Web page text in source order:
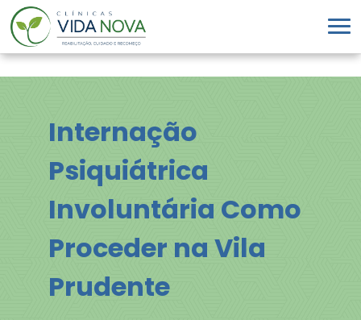
Internação
Psiquiátrica
Involuntária Como
Proceder na Vila
Prudente